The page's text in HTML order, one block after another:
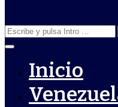
Buscar:
Inicio